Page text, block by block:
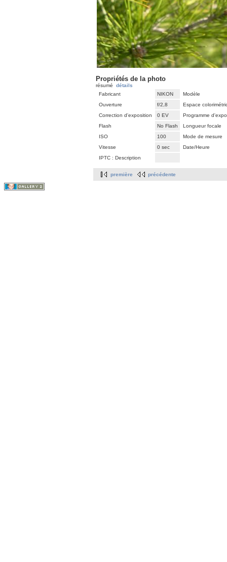
Propriétés de la photo
résumé détails
Fabricant
NIKON
Modèle
Ouverture
f/2,8
Espace
Correction d'exposition
0 EV
Programme
Flash
No Flash
Longueur focale
ISO
100
Mode de mesure
Vitesse
0 sec
Date/Heure
IPTC : Description
première précédente